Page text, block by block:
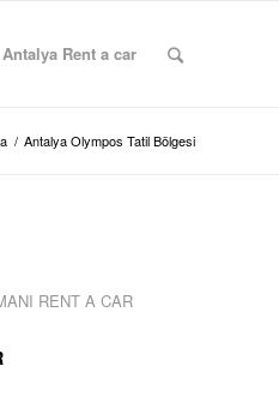
Antalya Rent a car
/ Antalya Olympos Tatil Bölgesi
RENT A CAR